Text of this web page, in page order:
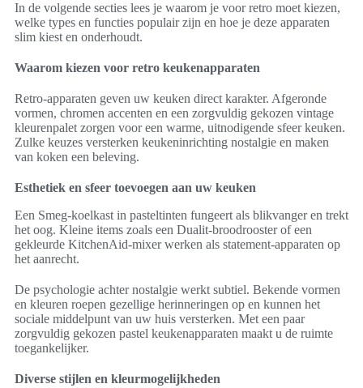
In de volgende secties lees je waarom je voor retro moet kiezen,
welke types en functies populair zijn en hoe je deze apparaten
slim kiest en onderhoudt.
Waarom kiezen voor retro keukenapparaten
Retro-apparaten geven uw keuken direct karakter. Afgeronde
vormen, chromen accenten en een zorgvuldig gekozen vintage
kleurenpalet zorgen voor een warme, uitnodigende sfeer keuken.
Zulke keuzes versterken keukeninrichting nostalgie en maken
van koken een beleving.
Esthetiek en sfeer toevoegen aan uw keuken
Een Smeg-koelkast in pasteltinten fungeert als blikvanger en trekt
het oog. Kleine items zoals een Dualit-broodrooster of een
gekleurde KitchenAid-mixer werken als statement-apparaten op
het aanrecht.
De psychologie achter nostalgie werkt subtiel. Bekende vormen
en kleuren roepen gezellige herinneringen op en kunnen het
sociale middelpunt van uw huis versterken. Met een paar
zorgvuldig gekozen pastel keukenapparaten maakt u de ruimte
toegankelijker.
Diverse stijlen en kleurmogelijkheden